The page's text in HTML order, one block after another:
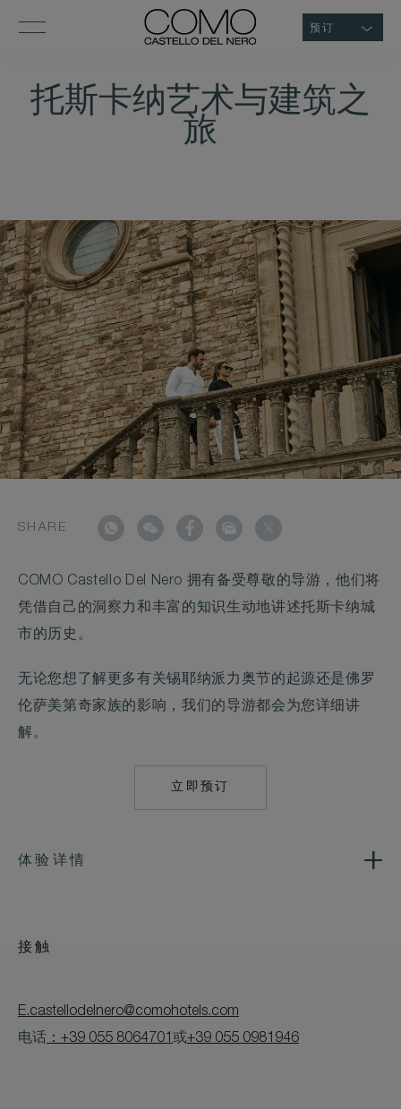
预订
托斯卡纳艺术与建筑之
旅
SHARE
COMO Castello Del Nero 拥有备受尊敬的导游，他们将
凭借自己的洞察力和丰富的知识生动地讲述托斯卡纳城
市的历史。
无论您想了解更多有关锡耶纳派力奥节的起源还是佛罗
伦萨美第奇家族的影响，我们的导游都会为您详细讲
解。
立即预订
MAILTO:
体验详情
接触
E.castellodelnero@comohotels.com
电话 ：+39 055 8064701或+39 055 0981946